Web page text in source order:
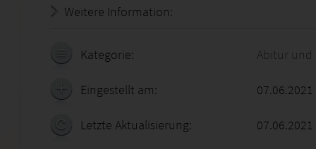
Weitere Information:
Kategorie: Abitur und
Eingestellt am:
Letzte Aktualisierung: 07.06.2021